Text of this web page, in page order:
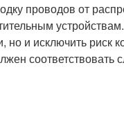
проводов от
и исключить риск
соответствовать